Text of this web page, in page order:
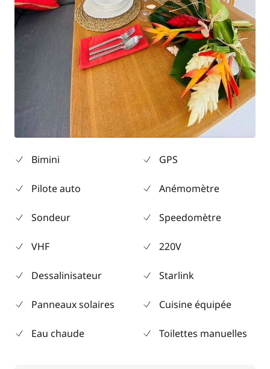
Bimini GPS
Pilote auto Anémomètre
Sondeur Speedomètre
VHF 220V
Dessalinisateur Starlink
Panneaux solaires Cuisine équipée
Eau chaude Toilettes manuelles